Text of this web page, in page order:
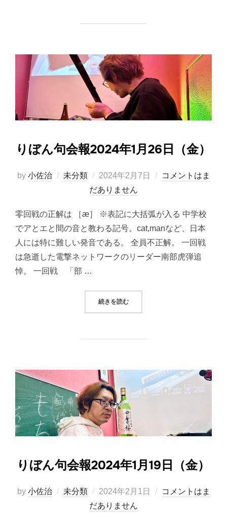
りぼん句会報2024年1月26日（金）
by 小佐治 未分類
投
稿
2024年2月7日
コメントはま
だありません
零回戦の正解は ［æ］ ※表記に大括弧が入る 中学校
でアとエと間の音と教わる記号。cat,manなど、日本
人には特に難しい発音である。 全員不正解。 一回戦
は急逝した電撃ネットワークのリーダー南部虎弾追
悼。 一回戦 「部 …
続きを読む“りぼん句会報2024年1月26日（金
りぼん句会報2024年1月19日（金）
by 小佐治 未分類
投
稿
2024年2月1日
コメントはま
だありません